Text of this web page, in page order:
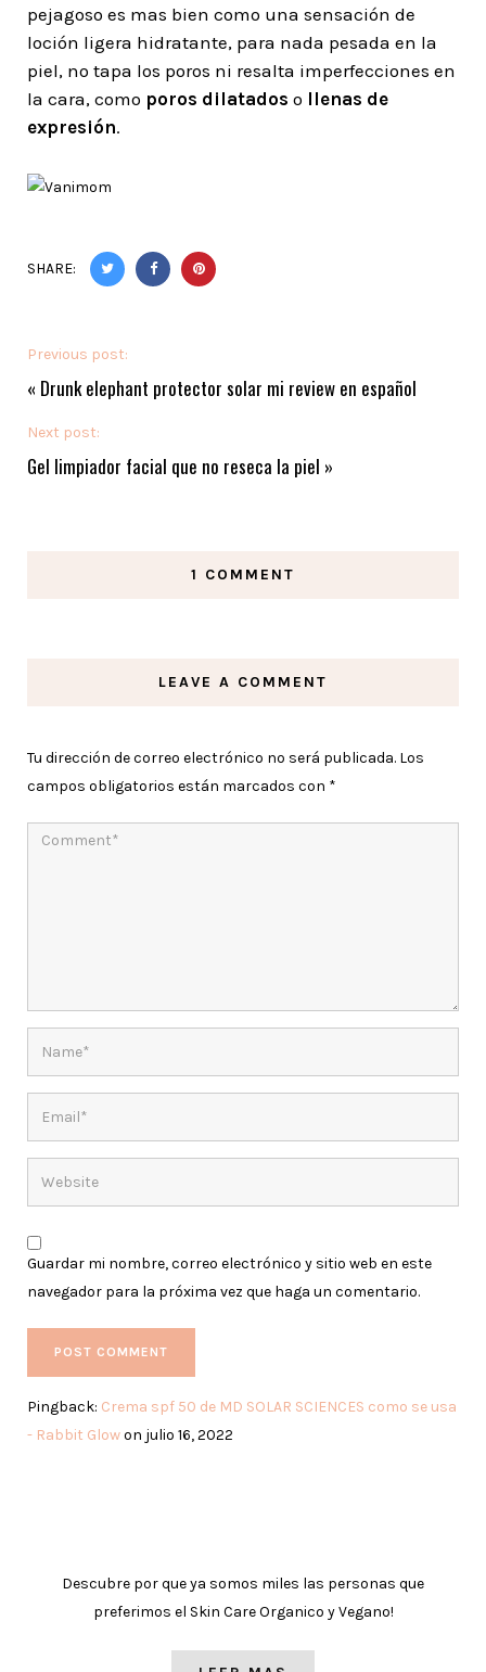
pejagoso es mas bien como una sensación de
loción ligera hidratante, para nada pesada en la
piel, no tapa los poros ni resalta imperfecciones en
la cara, como poros dilatados o llenas de
expresión.
SHARE:
Previous post:
« Drunk elephant protector solar mi review en español
Next post:
Gel limpiador facial que no reseca la piel »
1 COMMENT
LEAVE A COMMENT
Tu dirección de correo electrónico no será publicada. Los
campos obligatorios están marcados con *
Guardar mi nombre, correo electrónico y sitio web en este
navegador para la próxima vez que haga un comentario.
Pingback: Crema spf 50 de MD SOLAR SCIENCES como se usa
- Rabbit Glowon julio 16, 2022
Descubre por que ya somos miles las personas que
preferimos el Skin Care Organico y Vegano!